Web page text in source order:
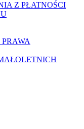
Z PŁATNOŚCI